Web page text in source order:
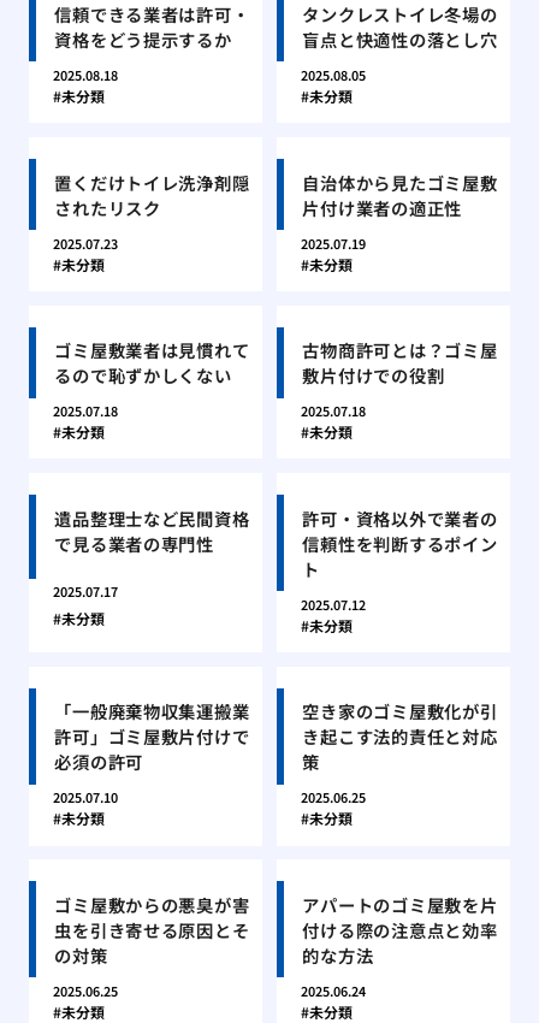
信頼できる業者は許可・
資格をどう提示するか
2025.08.18
未分類
タンクレストイレ冬場の
盲点と快適性の落とし穴
2025.08.05
未分類
置くだけトイレ洗浄剤隠
されたリスク
2025.07.23
未分類
自治体から見たゴミ屋敷
片付け業者の適正性
2025.07.19
未分類
ゴミ屋敷業者は見慣れて
るので恥ずかしくない
2025.07.18
未分類
古物商許可とは？ゴミ屋
敷片付けでの役割
2025.07.18
未分類
遺品整理士など民間資格
で見る業者の専門性
2025.07.17
未分類
許可・資格以外で業者の
信頼性を判断するポイン
ト
2025.07.12
未分類
「一般廃棄物収集運搬業
許可」ゴミ屋敷片付けで
必須の許可
2025.07.10
未分類
空き家のゴミ屋敷化が引
き起こす法的責任と対応
策
2025.06.25
未分類
ゴミ屋敷からの悪臭が害
虫を引き寄せる原因とそ
の対策
2025.06.25
未分類
アパートのゴミ屋敷を片
付ける際の注意点と効率
的な方法
2025.06.24
未分類